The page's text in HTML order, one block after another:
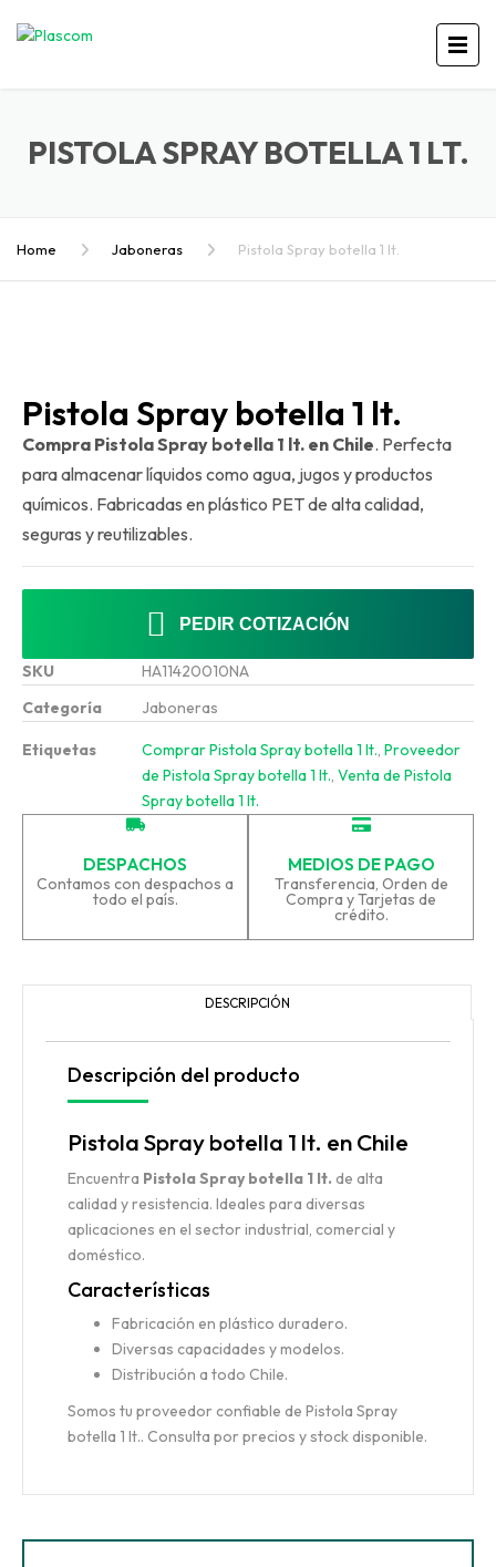
PISTOLA SPRAY BOTELLA 1 LT.
Home Jaboneras Pistola Spray botella 1 lt.
Pistola Spray botella 1 lt.
Compra Pistola Spray botella 1 lt. en Chile. Perfecta
para almacenar líquidos como agua, jugos y productos
químicos. Fabricadas en plástico PET de alta calidad,
seguras y reutilizables.
PEDIR COTIZACIÓN
SKU
HA11420010NA
Categoría
Jaboneras
Etiquetas Comprar Pistola Spray botella 1 lt., Proveedor
de Pistola Spray botella 1 lt., Venta de Pistola
Spray botella 1 lt.
DESPACHOS
Contamos con despachos a
todo el país.
MEDIOS DE PAGO
Transferencia, Orden de
Compra y Tarjetas de
crédito.
DESCRIPCIÓN
Descripción del producto
Pistola Spray botella 1 lt. en Chile
Encuentra Pistola Spray botella 1 lt. de alta
calidad y resistencia. Ideales para diversas
aplicaciones en el sector industrial, comercial y
doméstico.
Características
Fabricación en plástico duradero.
Diversas capacidades y modelos.
Distribución a todo Chile.
Somos tu proveedor confiable de Pistola Spray
botella 1 lt.. Consulta por precios y stock disponible.